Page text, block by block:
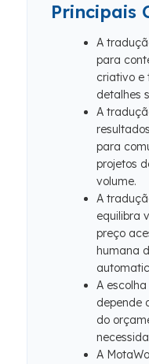
Principais
A
para
criativo e
detalhes
A
para
projetos
volume.
A
equilibra
preço
humana
A
depende
do
A